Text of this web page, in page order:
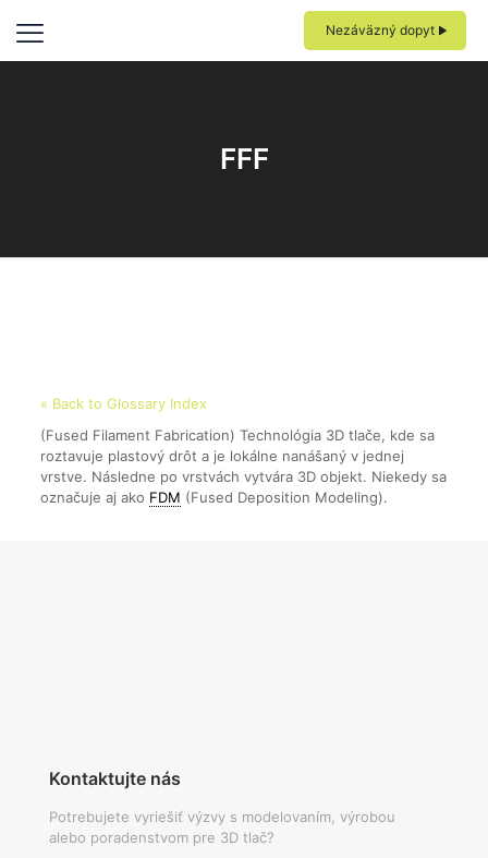
Nezáväzný dopyt
FFF
« Back to Glossary Index
(Fused Filament Fabrication) Technológia 3D tlače, kde sa
roztavuje plastový drôt a je lokálne nanášaný v jednej
vrstve. Následne po vrstvách vytvára 3D objekt. Niekedy sa
označuje aj ako FDM (Fused Deposition Modeling).
Kontaktujte nás
Potrebujete vyriešiť výzvy s modelovaním, výrobou
alebo poradenstvom pre 3D tlač?